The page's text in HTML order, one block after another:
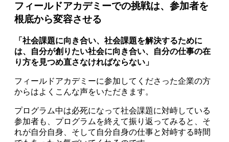
フィールドアカデミーでの挑戦は、参加者を
根底から変容させる
「社会課題に向き合い、社会課題を解決するために
は、自分が創りたい社会に向き合い、自分の仕事の在
り方を見つめ直さなければならない」
フィールドアカデミーに参加してくださった企業の方
からはよくこんな声をいただきます。
プログラム中は必死になって社会課題に対峙している
参加者も、プログラムを終えて振り返ってみると、そ
れが自分自身、そして自分自身の仕事と対峙する時間